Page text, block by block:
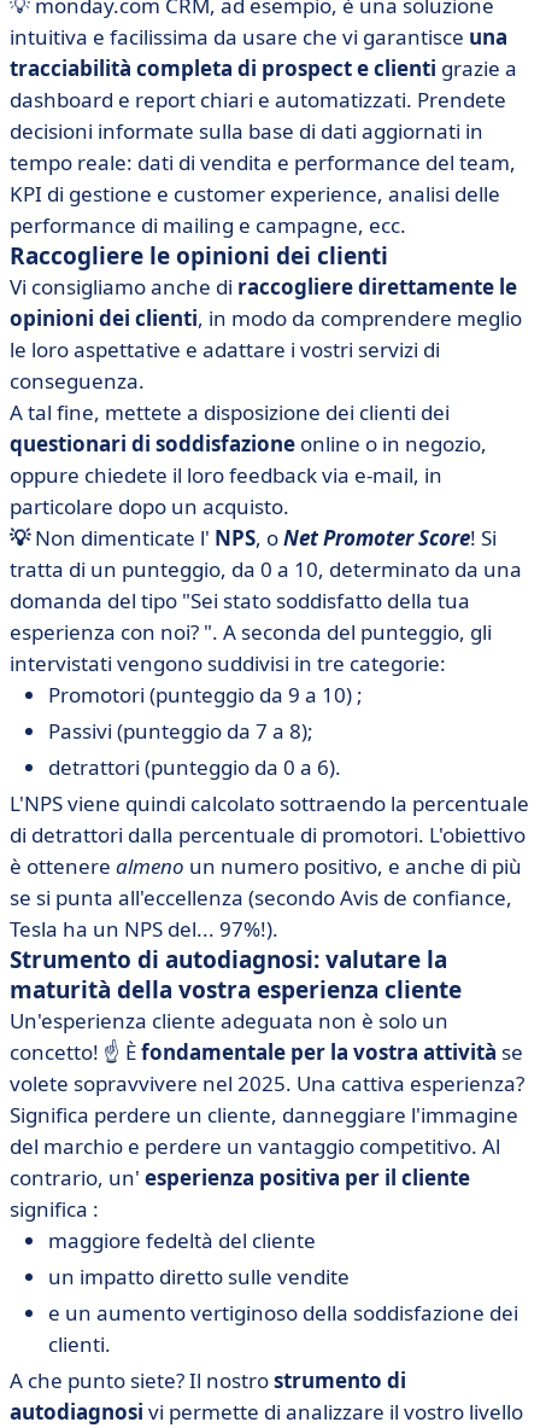
intuitiva e facilissima da usare che vi garantisce una
tracciabilità completa di prospect e clienti grazie a
dashboard e report chiari e automatizzati. Prendete
decisioni informate sulla base di dati aggiornati in
tempo reale: dati di vendita e performance del team,
KPI di gestione e customer experience, analisi delle
performance di mailing e campagne, ecc.
Raccogliere le opinioni dei clienti
Vi consigliamo anche di raccogliere direttamente le
opinioni dei clienti, in modo da comprendere meglio
le loro aspettative e adattare i vostri servizi di
conseguenza.
A tal fine, mettete a disposizione dei clienti dei
questionari di soddisfazione online o in negozio,
oppure chiedete il loro feedback via e-mail, in
particolare dopo un acquisto.
💡Non dimenticate l' NPS, oNet Promoter Score! Si
tratta di un punteggio, da 0 a 10, determinato da una
domanda del tipo "Sei stato soddisfatto della tua
esperienza con noi? ". A seconda del punteggio, gli
intervistati vengono suddivisi in tre categorie:
Promotori (punteggio da 9 a 10) ;
Passivi (punteggio da 7 a 8);
detrattori (punteggio da 0 a 6).
L'NPS viene quindi calcolato sottraendo la percentuale
di detrattori dalla percentuale di promotori. L'obiettivo
è ottenere almeno un numero positivo, e anche di più
se si punta all'eccellenza (secondo Avis de confiance,
Tesla ha un NPS del... 97%!).
Strumento di autodiagnosi: valutare la
maturità della vostra esperienza cliente
Un'esperienza cliente adeguata non è solo un
concetto! ☝️ Èfondamentale per la vostra attività se
volete sopravvivere nel 2025. Una cattiva esperienza?
Significa perdere un cliente, danneggiare l'immagine
del marchio e perdere un vantaggio competitivo. Al
contrario, un' esperienza positiva per il cliente
significa :
maggiore fedeltà del cliente
un impatto diretto sulle vendite
e un aumento vertiginoso della soddisfazione dei
clienti.
A che punto siete? Il nostrostrumento di
autodiagnosi vi permette di analizzare il vostro livello